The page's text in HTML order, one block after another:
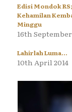
Edisi Mondok
Kehamilan
Minggu
16th September
Lahirlah Luma…
10th April 2014